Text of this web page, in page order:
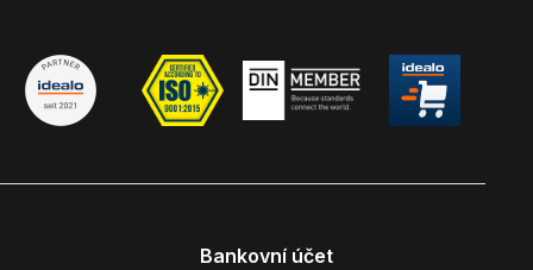
Bankovní účet